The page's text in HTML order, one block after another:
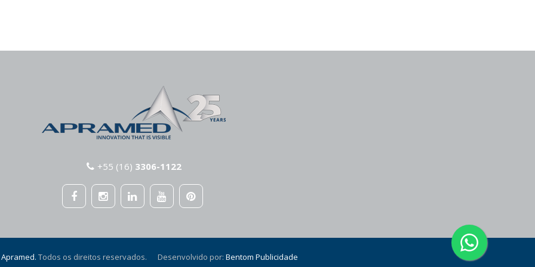
+55 (16) 3306-1122
Apramed. Todos os direitos reservados. Desenvolvido por: Bentom Publicidade